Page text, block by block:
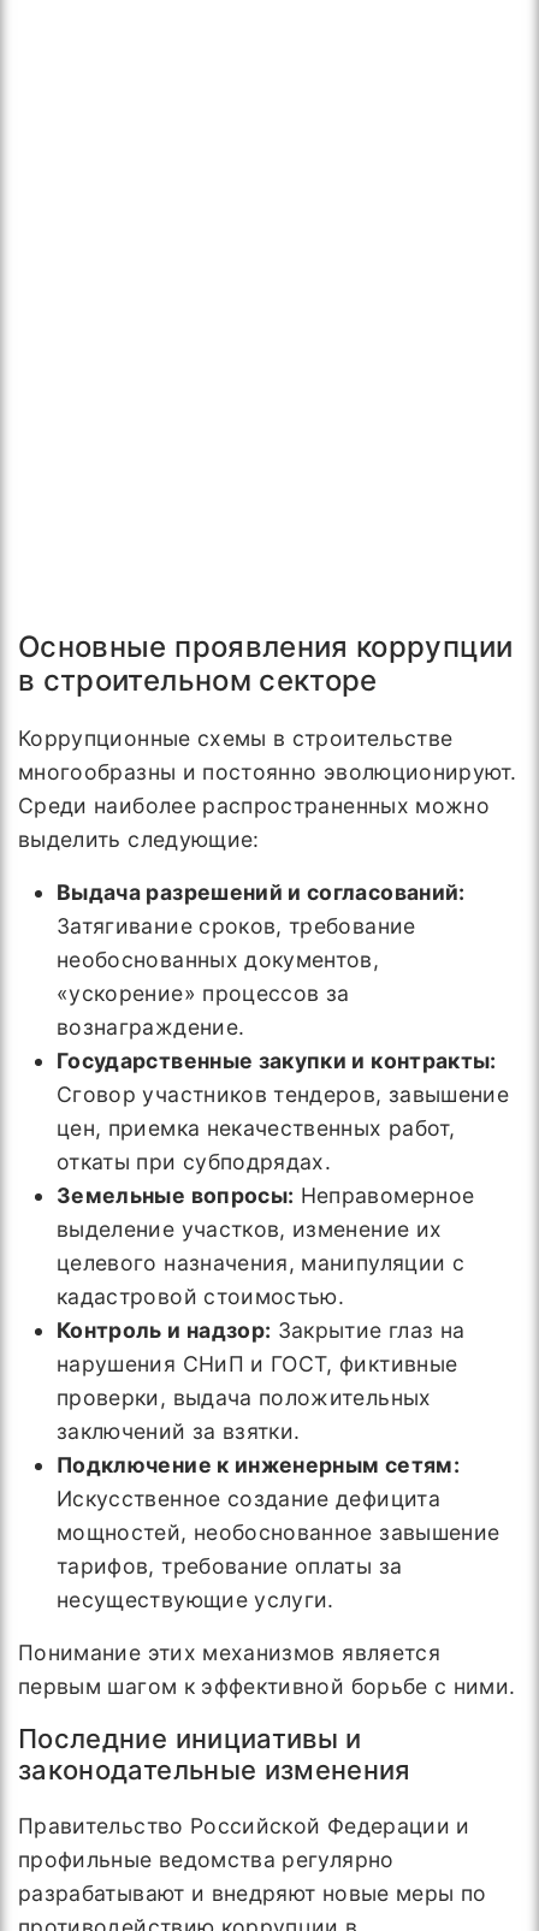
Основные проявления коррупции
в строительном секторе
Коррупционные схемы в строительстве
многообразны и постоянно эволюционируют.
Среди наиболее распространенных можно
выделить следующие:
Выдача разрешений и согласований:
Затягивание сроков, требование
необоснованных документов,
«ускорение» процессов за
вознаграждение.
Государственные закупки и контракты:
Сговор участников тендеров, завышение
цен, приемка некачественных работ,
откаты при субподрядах.
Земельные вопросы: Неправомерное
выделение участков, изменение их
целевого назначения, манипуляции с
кадастровой стоимостью.
Контроль и надзор: Закрытие глаз на
нарушения СНиП и ГОСТ, фиктивные
проверки, выдача положительных
заключений за взятки.
Подключение к инженерным сетям:
Искусственное создание дефицита
мощностей, необоснованное завышение
тарифов, требование оплаты за
несуществующие услуги.
Понимание этих механизмов является
первым шагом к эффективной борьбе с ними.
Последние инициативы и
законодательные изменения
Правительство Российской Федерации и
профильные ведомства регулярно
разрабатывают и внедряют новые меры по